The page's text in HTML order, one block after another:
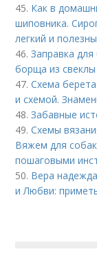
45. Как в
шиповника.
легкий и
46.Заправка
борща из
47.Схема
и схемой.
48.Забавные
49.Схемы
Вяжем для
пошаговыми
50. Вера
и Любви: